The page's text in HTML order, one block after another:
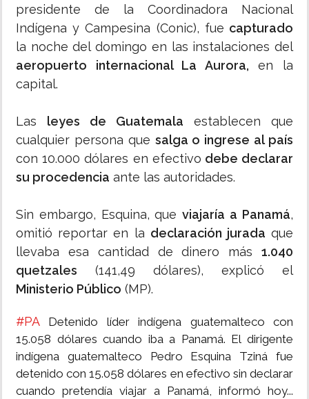
presidente de la Coordinadora Nacional
Indígena y Campesina (Conic), fue capturado
la noche del domingo en las instalaciones del
aeropuerto internacional La Aurora, en la
capital.
Las leyes de Guatemala establecen que
cualquier persona que salga o ingrese al país
con 10.000 dólares en efectivo debe declarar
su procedencia ante las autoridades.
Sin embargo, Esquina, queviajaría a Panamá,
omitió reportar en la declaración jurada que
llevaba esa cantidad de dinero más 1.040
quetzales (141,49 dólares), explicó el
Ministerio Público (MP).
#PA Detenido líder indígena guatemalteco con
15.058 dólares cuando iba a Panamá. El dirigente
indígena guatemalteco Pedro Esquina Tziná fue
detenido con 15.058 dólares en efectivo sin declarar
cuando pretendía viajar a Panamá, informó hoy...